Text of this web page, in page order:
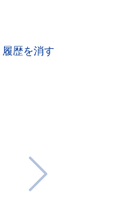
履歴を消す